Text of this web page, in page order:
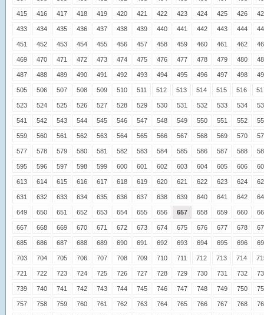
415 416 417 418 419 420 421 422 423 424 425 426
433 434 435 436 437 438 439 440 441 442 443 444
451 452 453 454 455 456 457 458 459 460 461 462
469 470 471 472 473 474 475 476 477 478 479 480
487 488 489 490 491 492 493 494 495 496 497 498
505 506 507 508 509 510 511 512 513 514 515 516
523 524 525 526 527 528 529 530 531 532 533 534
541 542 543 544 545 546 547 548 549 550 551 552
559 560 561 562 563 564 565 566 567 568 569 570
577 578 579 580 581 582 583 584 585 586 587 588
595 596 597 598 599 600 601 602 603 604 605 606
613 614 615 616 617 618 619 620 621 622 623 624
631 632 633 634 635 636 637 638 639 640 641 642
649 650 651 652 653 654 655 656 657 658 659 660
667 668 669 670 671 672 673 674 675 676 677 678
685 686 687 688 689 690 691 692 693 694 695 696
703 704 705 706 707 708 709 710 711 712 713 714
721 722 723 724 725 726 727 728 729 730 731 732
739 740 741 742 743 744 745 746 747 748 749 750
757 758 759 760 761 762 763 764 765 766 767 768